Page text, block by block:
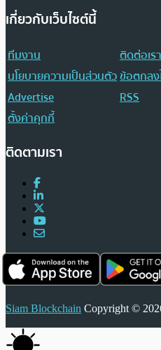
เกี่ยวกับเว็บไซต์นี้
ทีมงาน
ติดต่อเรา
นโยบายความเป็นส่วนตัวข้อตกลง
Advertise
RSS
ตั้งค่าคุกกี้
ติดตามเรา
Siam Blockchain Copyright ©